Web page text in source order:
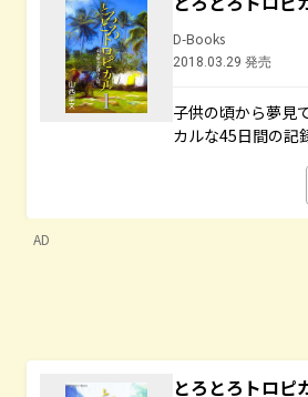
D-Books
2018.03.29 発売
子供の頃から夢見
カルな45日間の記
AD
とろとろトロ